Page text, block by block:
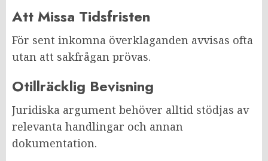
Att Missa Tidsfristen
För sent inkomna överklaganden avvisas ofta
utan att sakfrågan prövas.
Otillräcklig Bevisning
Juridiska argument behöver alltid stödjas av
relevanta handlingar och annan
dokumentation.